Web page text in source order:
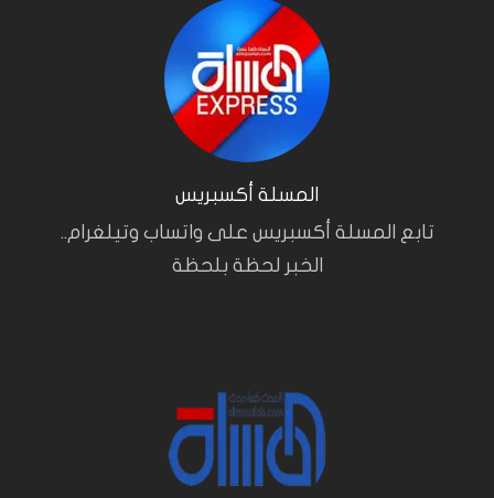
المسلة أكسبريس
تابع المسلة أكسبريس على واتساب وتيلغرام..
الخبر لحظة بلحظة